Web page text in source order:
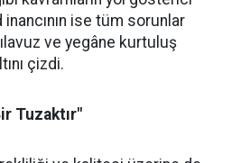
ise tüm sorunlar
ve yegâne kurtuluş
çizdi.
Tuzaktır"